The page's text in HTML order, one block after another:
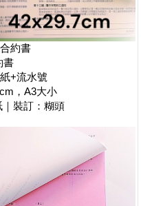
合約書
書
+流水號
，A3大小
裝訂：糊頭